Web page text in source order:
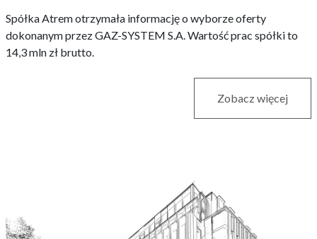
Spółka Atrem otrzymała informację o wyborze oferty
dokonanym przez GAZ-SYSTEM S.A. Wartość prac spółki to
14,3 mln zł brutto.
Zobacz więcej